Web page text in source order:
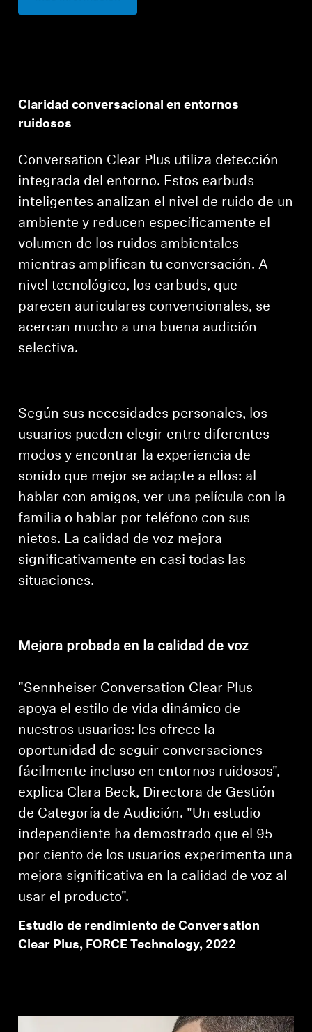
Claridad conversacional en entornos
ruidosos
Conversation Clear Plus utiliza detección
integrada del entorno. Estos earbuds
inteligentes analizan el nivel de ruido de un
ambiente y reducen específicamente el
volumen de los ruidos ambientales
mientras amplifican tu conversación. A
nivel tecnológico, los earbuds, que
parecen auriculares convencionales, se
acercan mucho a una buena audición
selectiva.
Según sus necesidades personales, los
usuarios pueden elegir entre diferentes
modos y encontrar la experiencia de
sonido que mejor se adapte a ellos: al
hablar con amigos, ver una película con la
familia o hablar por teléfono con sus
nietos. La calidad de voz mejora
significativamente en casi todas las
situaciones.
Mejora probada en la calidad de voz
"Sennheiser Conversation Clear Plus
apoya el estilo de vida dinámico de
nuestros usuarios: les ofrece la
oportunidad de seguir conversaciones
fácilmente incluso en entornos ruidosos",
explica Clara Beck, Directora de Gestión
de Categoría de Audición. "Un estudio
independiente ha demostrado que el 95
por ciento de los usuarios experimenta una
mejora significativa en la calidad de voz al
usar el producto".
Estudio de rendimiento de Conversation
Clear Plus, FORCE Technology, 2022
Se requiere iniciar sesión
productos a su lista de deseos y ver los artículos
guardados anteriormente.